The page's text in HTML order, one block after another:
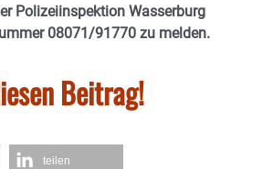
Polizeiinspektion Wasserburg
08071/91770 zu melden.
Beitrag!
teilen